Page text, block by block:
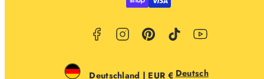
Deutschland | EUR € Deutsch